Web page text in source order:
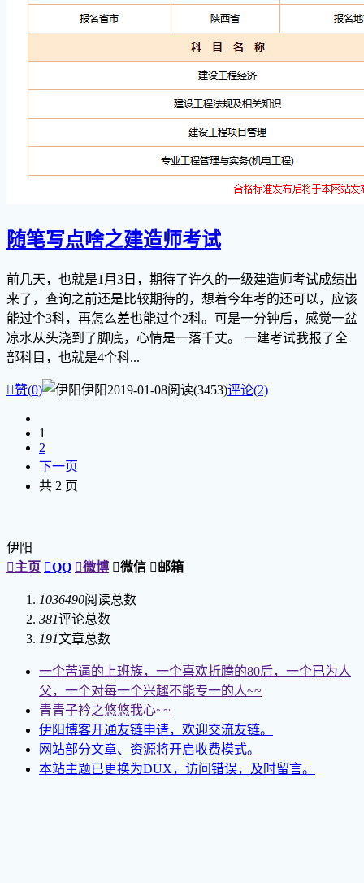
随笔写点啥之建造师考试
前几天，也就是1月3日，期待了许久的一级建造师考试成绩出
来了，查询之前还是比较期待的，想着今年考的还可以，应该
能过个3科，再怎么差也能过个2科。可是一分钟后，感觉一盆
凉水从头浇到了脚底，心情是一落千丈。 一建考试我报了全
部科目，也就是4个科...
赞(0) 伊阳2019-01-08阅读(3453)评论(2)
1
2
下一页
共 2 页
伊阳
主页 QQ 微博 微信 邮箱
1036490阅读总数
381评论总数
191文章总数
一个苦逼的上班族，一个喜欢折腾的80后，一个已为人
父，一个对每一个兴趣不能专一的人~~
青青子衿之悠悠我心~~
伊阳博客开通友链申请，欢迎交流友链。
网站部分文章、资源将开启收费模式。
本站主题已更换为DUX，访问错误，及时留言。